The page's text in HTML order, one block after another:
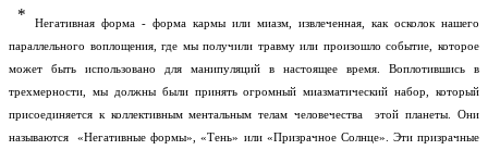
*
Негативная форма - форма кармы или миазм, извлеченная, как осколок нашего
параллельного воплощения, где мы получили травму или произошло событие, которое
может быть использовано для манипуляций в настоящее время. Воплотившись в
трехмерности, мы должны были принять огромный миазматический набор, который
присоединяется к коллективным ментальным телам человечества этой планеты. Они
называются «Негативные формы», «Тень» или «Призрачное Солнце». Эти призрачные